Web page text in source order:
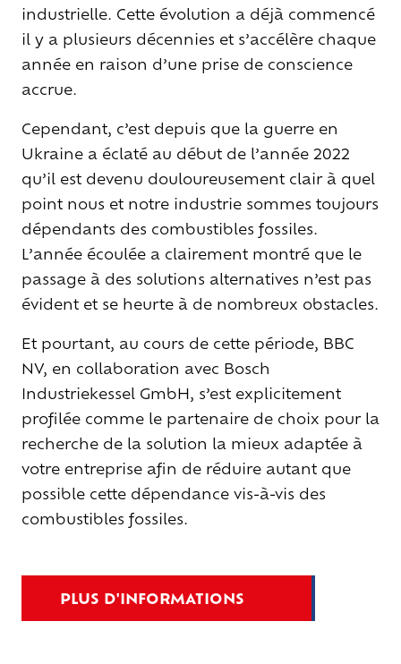
industrielle. Cette évolution a déjà commencé
il y a plusieurs décennies et s’accélère chaque
année en raison d’une prise de conscience
accrue.
Cependant, c’est depuis que la guerre en
Ukraine a éclaté au début de l’année 2022
qu’il est devenu douloureusement clair à quel
point nous et notre industrie sommes toujours
dépendants des combustibles fossiles.
L’année écoulée a clairement montré que le
passage à des solutions alternatives n’est pas
évident et se heurte à de nombreux obstacles.
Et pourtant, au cours de cette période, BBC
NV, en collaboration avec Bosch
Industriekessel GmbH, s’est explicitement
profilée comme le partenaire de choix pour la
recherche de la solution la mieux adaptée à
votre entreprise afin de réduire autant que
possible cette dépendance vis-à-vis des
combustibles fossiles.
PLUS D'INFORMATIONS